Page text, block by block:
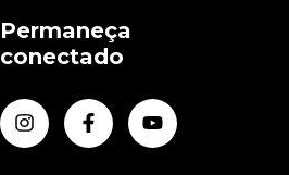
Permaneça
conectado